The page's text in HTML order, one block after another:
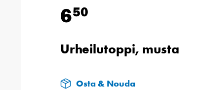
650
Urheilutoppi, musta
Osta & Nouda